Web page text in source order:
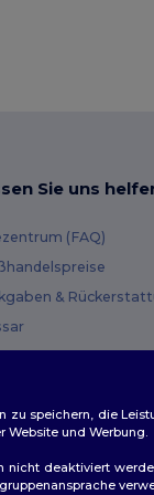
Sie uns
(FAQ)
&
speichern, die
Website und Werbung.
nicht deaktiviert